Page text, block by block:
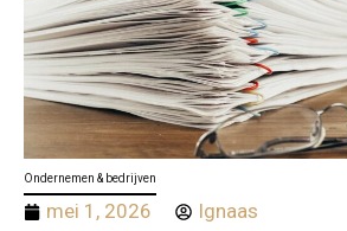
Ondernemen & bedrijven
mei 1, 2026
Ignaas